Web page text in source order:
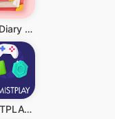
My Diary - Diary With Lock
MISTPLAY: Play to Earn Money